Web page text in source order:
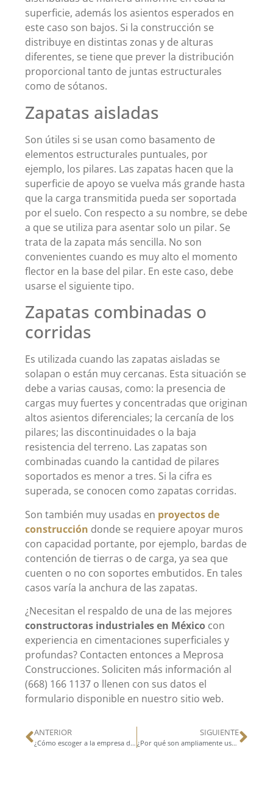
superficie, además los asientos esperados en
este caso son bajos. Si la construcción se
distribuye en distintas zonas y de alturas
diferentes, se tiene que prever la distribución
proporcional tanto de juntas estructurales
como de sótanos.
Zapatas aisladas
Son útiles si se usan como basamento de
elementos estructurales puntuales, por
ejemplo, los pilares. Las zapatas hacen que la
superficie de apoyo se vuelva más grande hasta
que la carga transmitida pueda ser soportada
por el suelo. Con respecto a su nombre, se debe
a que se utiliza para asentar solo un pilar. Se
trata de la zapata más sencilla. No son
convenientes cuando es muy alto el momento
flector en la base del pilar. En este caso, debe
usarse el siguiente tipo.
Zapatas combinadas o
corridas
Es utilizada cuando las zapatas aisladas se
solapan o están muy cercanas. Esta situación se
debe a varias causas, como: la presencia de
cargas muy fuertes y concentradas que originan
altos asientos diferenciales; la cercanía de los
pilares; las discontinuidades o la baja
resistencia del terreno. Las zapatas son
combinadas cuando la cantidad de pilares
soportados es menor a tres. Si la cifra es
superada, se conocen como zapatas corridas.
Son también muy usadas en proyectos de
construcción donde se requiere apoyar muros
con capacidad portante, por ejemplo, bardas de
contención de tierras o de carga, ya sea que
cuenten o no con soportes embutidos. En tales
casos varía la anchura de las zapatas.
¿Necesitan el respaldo de una de las mejores
constructoras industriales en México con
experiencia en cimentaciones superficiales y
profundas? Contacten entonces a Meprosa
Construcciones. Soliciten más información al
(668) 166 1137 o llenen con sus datos el
formulario disponible en nuestro sitio web.
ANTERIOR
¿Cómo escoger a la empresa de gestión de proyectos de construcción apropiada?
SIGUIENTE
¿Por qué son ampliamente usados los muros Tilt-up para construir bodegas industriales?